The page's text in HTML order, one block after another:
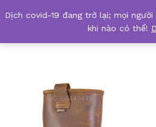
safetyshop.vn-JALSALIX-SAS-Jallatte
Dịch covid-19 đang trở lại; mọi
khi nào có thể!